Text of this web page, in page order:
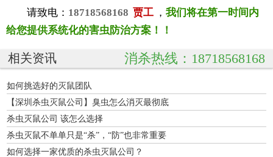
请致电： 18718568168 贾工 ， 我们将在第一时间内
给您提供系统化的害虫防治方案！！
相关资讯 消杀热线：18718568168
如何挑选好的灭鼠团队
【深圳杀虫灭鼠公司】臭虫怎么消灭最彻底
杀虫灭鼠公司 该怎么选择
杀虫灭鼠不单单只是“杀”，“防”也非常重要
如何选择一家优质的杀虫灭鼠公司？